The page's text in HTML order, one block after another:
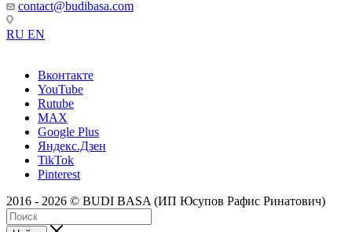
contact@budibasa.com
RU EN
Вконтакте
YouTube
Rutube
MAX
Google Plus
Яндекс.Дзен
TikTok
Pinterest
2016 - 2026 © BUDI BASA (ИП Юсупов Рафис Ринатович)